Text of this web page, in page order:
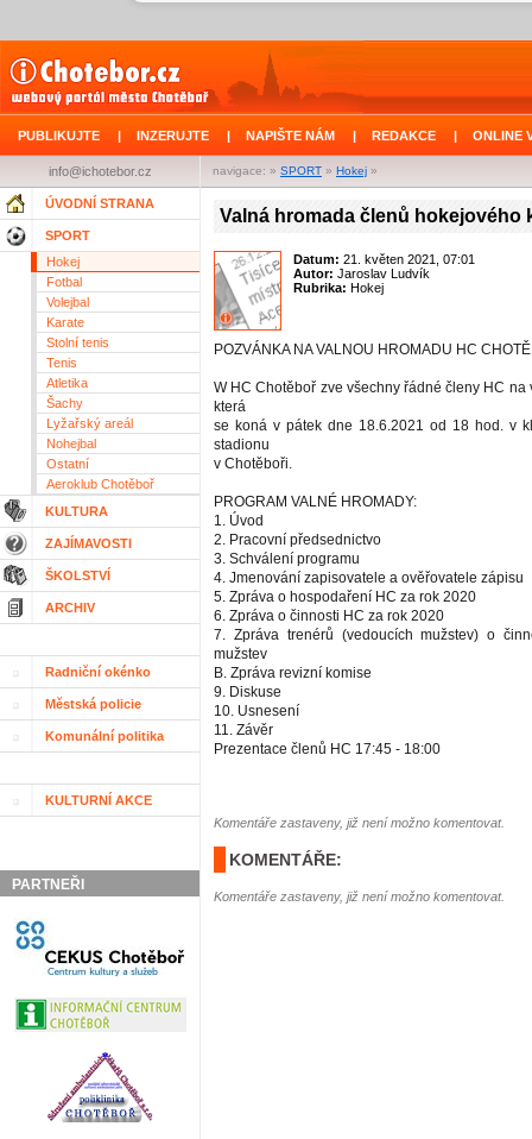
PUBLIKUJTE | INZERUJTE | NAPIŠTE NÁM | REDAKCE | ONLINE
navigace: » SPORT » Hokej »
info@ichotebor.cz
ÚVODNÍ STRANA
SPORT
Hokej
Fotbal
Volejbal
Karate
Stolní tenis
Tenis
Atletika
Šachy
Lyžařský areál
Nohejbal
Ostatní
Aeroklub Chotěboř
KULTURA
ZAJÍMAVOSTI
ŠKOLSTVÍ
ARCHIV
Radniční okénko
Městská policie
Komunální politika
KULTURNÍ AKCE
PARTNEŘI
Valná hromada členů hokejového
Datum: 21. květen 2021, 07:01
Autor: Jaroslav Ludvík
Rubrika: Hokej
POZVÁNKA NA VALNOU HROMADU HC
W HC Chotěboř zve všechny řádné členy HC na
která
se koná v pátek dne 18.6.2021 od 18 hod. v
stadionu
v Chotěboři.
PROGRAM VALNÉ HROMADY:
1. Úvod
2. Pracovní předsednictvo
3. Schválení programu
4. Jmenování zapisovatele a ověřovatele zápisu
5. Zpráva o hospodaření HC za rok 2020
6. Zpráva o činnosti HC za rok 2020
7. Zpráva trenérů (vedoucích mužstev) o
mužstev
B. Zpráva revizní komise
9. Diskuse
10. Usnesení
11. Závěr
Prezentace členů HC 17:45 - 18:00
Komentáře zastaveny, již není možno komentovat.
KOMENTÁŘE:
Komentáře zastaveny, již není možno komentovat.